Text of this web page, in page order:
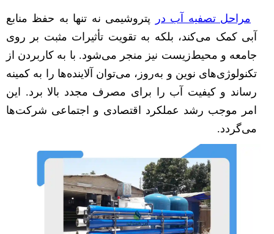
مراحل تصفیه آب در
پتروشیمی نه تنها به حفظ منابع
آبی کمک می‌کند، بلکه به تقویت تأثیرات مثبت بر روی
جامعه و محیط‌زیست نیز منجر می‌شود. با به کاربردن از
تکنولوژی‌های نوین و به‌روز، می‌توان آلاینده‌ها را به کمینه
رساند و کیفیت آب را برای مصرف مجدد بالا برد. این
امر موجب رشد عملکرد اقتصادی و اجتماعی شرکت‌ها
می‌گردد.